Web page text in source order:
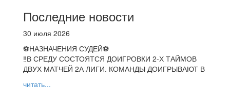
Последние новости
30 июля 2026
⚽НАЗНАЧЕНИЯ СУДЕЙ⚽
‼В СРЕДУ СОСТОЯТСЯ ДОИГРОВКИ 2-Х ТАЙМОВ
ДВУХ МАТЧЕЙ 2А ЛИГИ. КОМАНДЫ ДОИГРЫВАЮТ В
читать...